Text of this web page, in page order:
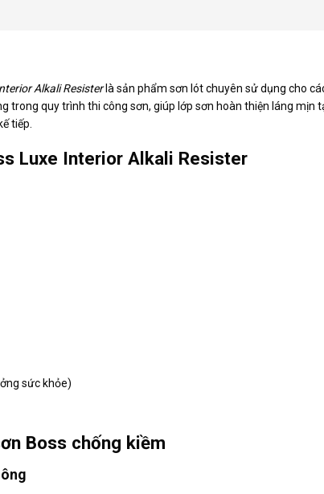
Alkali Resisterlà sản phẩm sơn lót chuyên sử dụng cho
trong quy trình thi công sơn, giúp lớp sơn hoàn thiện láng mịn
tiếp.
Luxe Interior Alkali Resister
sức khỏe)
Boss chống kiềm